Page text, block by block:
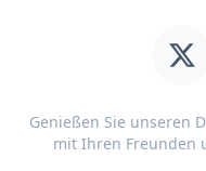
Genießen Sie unseren
mit Ihren Freunden